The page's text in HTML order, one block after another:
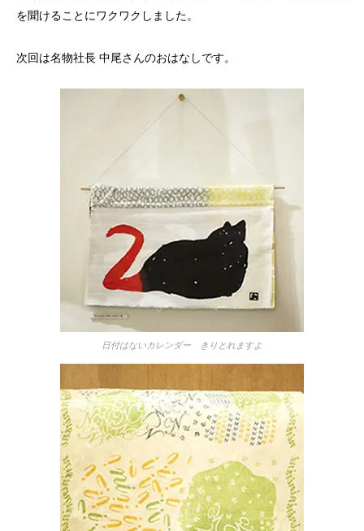
を聞けることにワクワクしました。
次回は名物社長 中尾さんのおはなしです。
日付はないカレンダー きりとれますよ